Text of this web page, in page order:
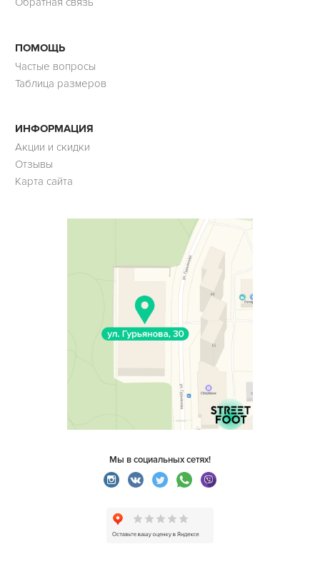
ПОМОЩЬ
Частые вопросы
Таблица размеров
ИНФОРМАЦИЯ
Акции и скидки
Отзывы
Карта сайта
Мы в социальных сетях!